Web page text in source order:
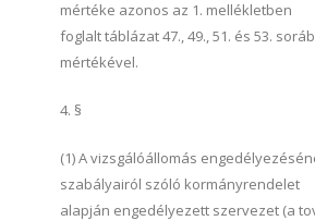
mértéke azonos az 1. mellékletben
foglalt táblázat 47., 49., 51. és 53.
mértékével.
4. §
(1) A vizsgálóállomás
szabályairól szóló kormányrendelet
alapján engedélyezett szervezet (a